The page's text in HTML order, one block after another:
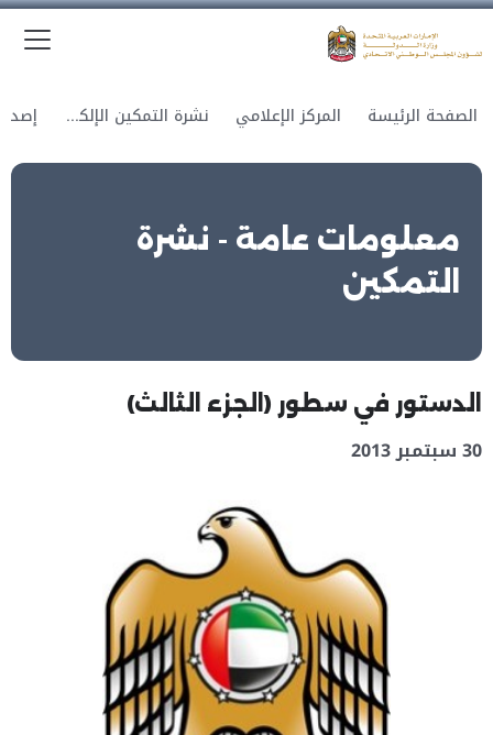
الصفحة الرئيسة المركز الإعلامي نشرة التمكين الإلكترونية
معلومات عامة - نشرة
التمكين
الدستور في سطور (الجزء الثالث)
30 سبتمبر 2013